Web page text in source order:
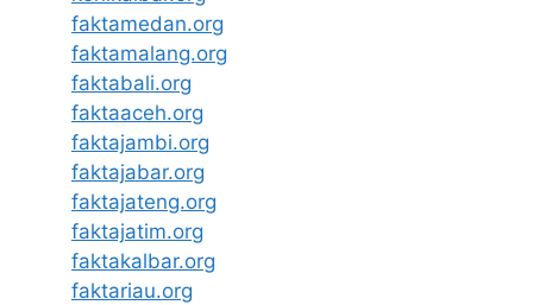
faktamedan.org
faktamalang.org
faktabali.org
faktaaceh.org
faktajambi.org
faktajabar.org
faktajateng.org
faktajatim.org
faktakalbar.org
faktariau.org